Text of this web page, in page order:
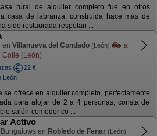
rural de alquiler completo fue en otros
casa de labranza, construida hace más de
sido restaurada respetan ...
en Villanueva del Condado (León)
a
Colle (León)
22 €
León
se ofrece en alquiler completo, perfectamente
para alojar de 2 a 4 personas, consta de
salón-comedor co ...
Activo
en Robledo de Fenar (León)